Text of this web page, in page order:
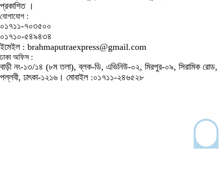
প্রকাশিত ।
যোগাযোগ :
০১৭১১-৭০৩৫০০
০১৭১০-৫৪৯৪৩৪
ইমেইল : brahmaputraexpress@gmail.com
ঢাকা অফিস :
বাড়ী নং-১৩/১৪ (৮ম তলা), ব্লক-ডি, এভিনিউ-০২, মিরপুর-০৯, সিরামিক রোড,
পল্লবী, ঢাৎকা-১২১৬। মোবাইল :০১৭১১-২৪৬৫২৮